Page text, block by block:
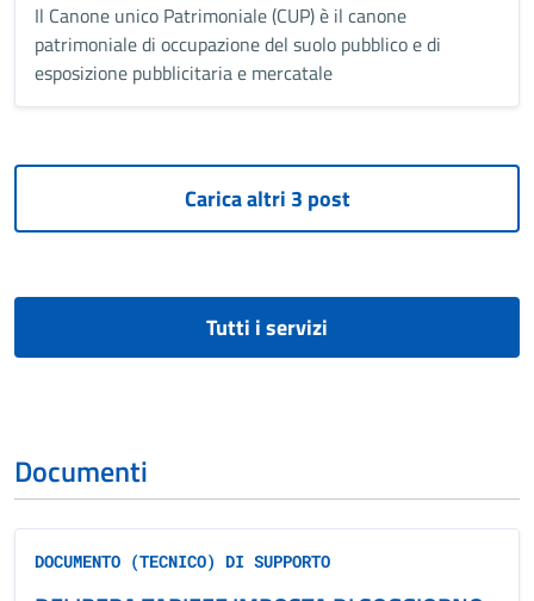
Il Canone unico Patrimoniale (CUP) è il canone
patrimoniale di occupazione del suolo pubblico e di
esposizione pubblicitaria e mercatale
Tutti i servizi
Documenti
DOCUMENTO (TECNICO) DI SUPPORTO